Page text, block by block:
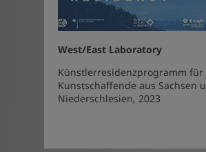
West/East Laboratory
Künstlerresidenzprogramm für
Kunstschaffende aus Sachsen
Niederschlesien, 2023